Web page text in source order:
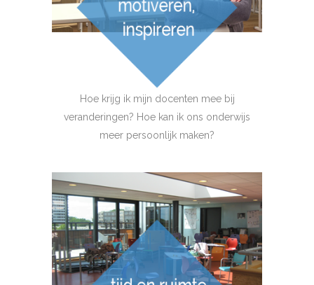
Hoe krijg ik mijn docenten mee bij
veranderingen? Hoe kan ik ons onderwijs
meer persoonlijk maken?